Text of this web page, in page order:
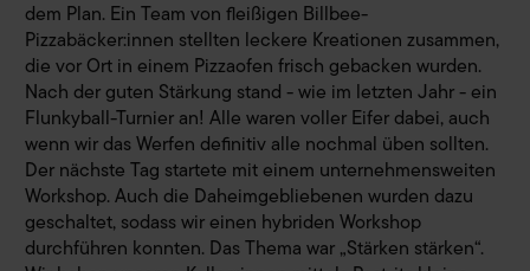
dem Plan. Ein Team von fleißigen Billbee-
Pizzabäcker:innen stellten leckere Kreationen zusammen,
die vor Ort in einem Pizzaofen frisch gebacken wurden.
Nach der guten Stärkung stand - wie im letzten Jahr - ein
Flunkyball-Turnier an! Alle waren voller Eifer dabei, auch
wenn wir das Werfen definitiv alle nochmal üben sollten.
Der nächste Tag startete mit einem unternehmensweiten
Workshop. Auch die Daheimgebliebenen wurden dazu
geschaltet, sodass wir einen hybriden Workshop
durchführen konnten. Das Thema war „Stärken stärken“.